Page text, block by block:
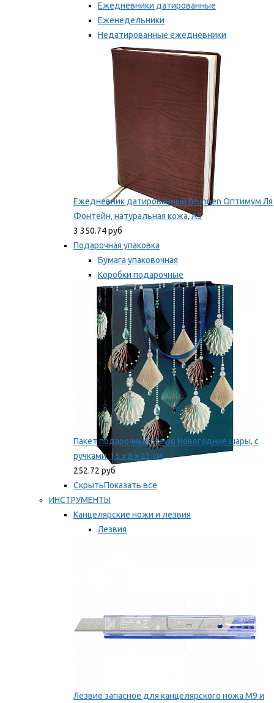
Ежедневники датированные
Еженедельники
Недатированные ежедневники
Планинги
Мы рекомендуем
Ежедневник датированный Brunnen Оптимум Ля
Фонтейн, натуральная кожа, А5
3 350.74 руб
Подарочная упаковка
Бумага упаковочная
Коробки подарочные
Ленты, бобины
Мы рекомендуем
Пакет подарочный Stewo Новогодние шары, с
ручками, 15 х 8 х 23 см
252.72 руб
СкрытьПоказать все
ИНСТРУМЕНТЫ
Канцелярские ножи и лезвия
Лезвия
Лезвие запасное для канцелярского ножа M9 и